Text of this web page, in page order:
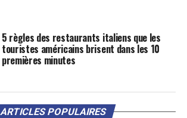
5 règles des restaurants italiens que les
touristes américains brisent dans les 10
premières minutes
ARTICLES POPULAIRES